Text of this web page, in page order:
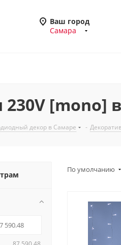
Ваш город
Самара
230V [mono]
декор в Самаре -
По умолчанию